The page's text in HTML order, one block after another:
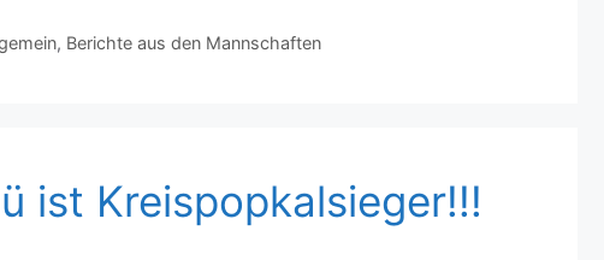
, Berichte aus den Mannschaften
ist Kreispopkalsieger!!!